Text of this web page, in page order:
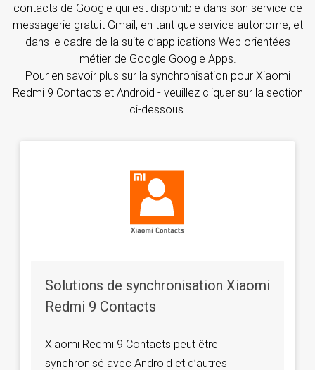
contacts de Google qui est disponible dans son service de
messagerie gratuit Gmail, en tant que service autonome, et
dans le cadre de la suite d’applications Web orientées
métier de Google Google Apps.
Pour en savoir plus sur la synchronisation pour Xiaomi
Redmi 9 Contacts et Android - veuillez cliquer sur la section
ci-dessous.
Solutions de synchronisation Xiaomi
Redmi 9 Contacts
Xiaomi Redmi 9 Contacts peut être
synchronisé avec Android et d’autres